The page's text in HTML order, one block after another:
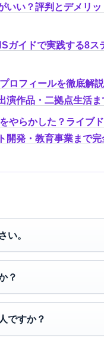
いい？評判とデメリッ
ガイドで実践する8ス
ロフィールを徹底解
演作品・二拠点生活ま
やらかした？ライブ
開発・教育事業まで完
い。
？
ですか？